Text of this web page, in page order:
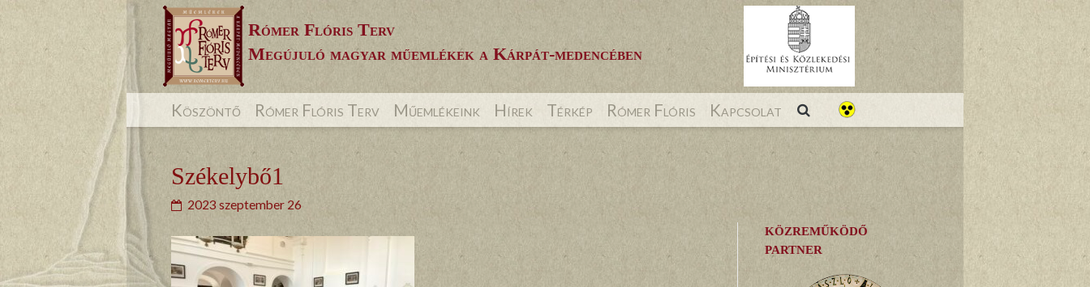
Skip
content
Rómer Flóris Terv
Megújuló magyar műemlékek a Kárpát-medencében
Köszöntő Rómer Flóris Terv Műemlékeink Hírek Térkép Rómer Flóris Kapcsolat
Székelybő1
2023 szeptember 26
KÖZREMŰKÖDŐ
PARTNER